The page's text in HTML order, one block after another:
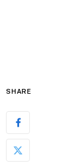
SHARE